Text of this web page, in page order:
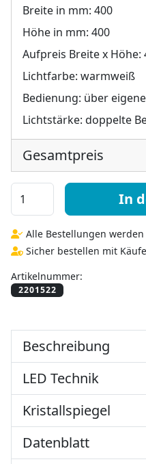
Breite in mm: 400
Höhe in mm: 400
Aufpreis Breite x Höhe:
Lichtfarbe: warmweiß
Bedienung: über
Lichtstärke: doppelte
Gesamtpreis
Hollywood Spiegel nach
In
Alle Bestellungen
Sicher bestellen mit
Artikelnummer:
Beschreibung
LED Technik
Kristallspiegel
Datenblatt